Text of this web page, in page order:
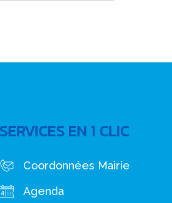
SERVICES EN 1 CLIC
Coordonnées Mairie
Agenda